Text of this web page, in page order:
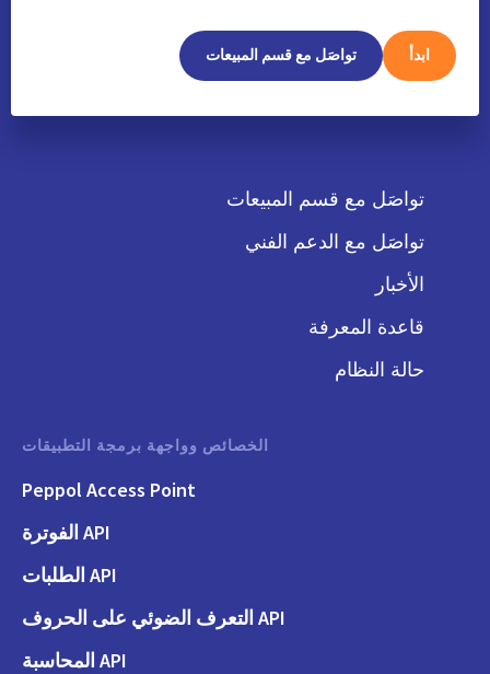
ابدأ تواصَل مع قسم المبيعات
تواصَل مع قسم المبيعات
تواصَل مع الدعم الفني
الأخبار
قاعدة المعرفة
حالة النظام
الخصائص وواجهة برمجة التطبيقات
Peppol Access Point
API الفوترة
API الطلبات
API التعرف الضوئي على الحروف
API المحاسبة